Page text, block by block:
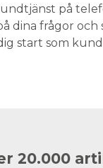
på
dina frågor
start som kund
20.000